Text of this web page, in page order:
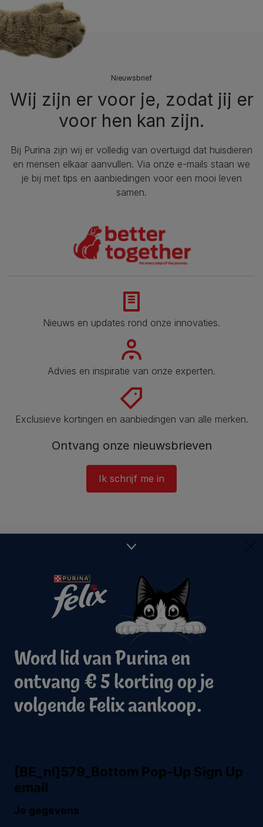
Nieuwsbrief
Wij zijn er voor je, zodat jij er
voor hen kan zijn.
Bij Purina zijn wij er volledig van overtuigd dat huisdieren
en mensen elkaar aanvullen. Via onze e-mails staan we
je bij met tips en aanbiedingen voor een mooi leven
samen.
Nieuws en updates rond onze innovaties.
Advies en inspiratie van onze experten.
Exclusieve kortingen en aanbiedingen van alle merken.
Ontvang onze nieuwsbrieven
Ik schrijf me in
Word lid van Purina en
ontvang € 5 korting op je
volgende Felix aankoop.
Purina
Volg ons